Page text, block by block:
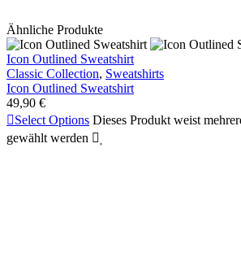
Ähnliche Produkte
Icon Outlined Sweatshirt
Classic Collection, Sweatshirts
Icon Outlined Sweatshirt
49,90 €
Select Options Dieses Produkt weist
gewählt werden 